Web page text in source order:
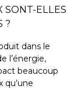
SONT-ELLES
?
dans le
l’énergie,
beaucoup
qu’une